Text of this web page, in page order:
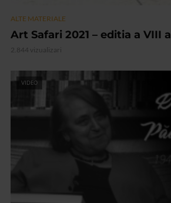
ALTE MATERIALE
Art Safari 2021 – editia a VIII a
2.844 vizualizari
VIDEO